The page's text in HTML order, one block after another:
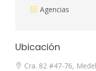
Agencias
Ubicación
Cra. 82 #47-76,